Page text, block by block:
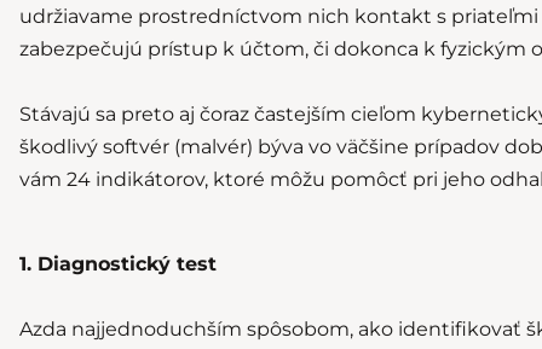
udržiavame prostredníctvom nich kontakt s priateľmi
zabezpečujú prístup k účtom, či dokonca k fyzickým
Stávajú sa preto aj čoraz častejším cieľom
škodlivý softvér (malvér) býva vo väčšine prípadov
vám 24 indikátorov, ktoré môžu pomôcť pri jeho
1. Diagnostický test
Azda najjednoduchším spôsobom, ako identifikovať